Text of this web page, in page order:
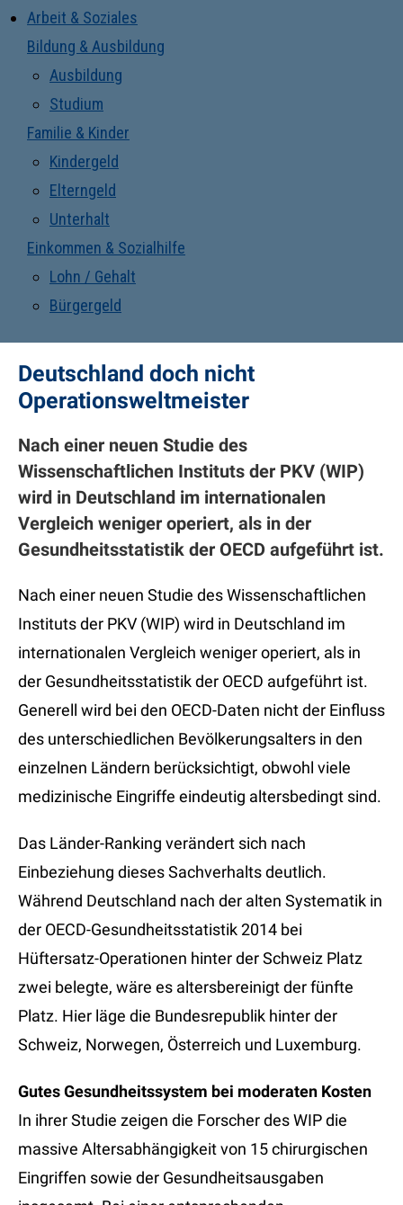
Arbeit & Soziales
Bildung & Ausbildung
Ausbildung
Studium
Familie & Kinder
Kindergeld
Elterngeld
Unterhalt
Einkommen & Sozialhilfe
Lohn / Gehalt
Bürgergeld
Deutschland doch nicht
Operationsweltmeister
Nach einer neuen Studie des
Wissenschaftlichen Instituts der PKV (WIP)
wird in Deutschland im internationalen
Vergleich weniger operiert, als in der
Gesundheitsstatistik der OECD aufgeführt ist.
Nach einer neuen Studie des Wissenschaftlichen
Instituts der PKV (WIP) wird in Deutschland im
internationalen Vergleich weniger operiert, als in
der Gesundheitsstatistik der OECD aufgeführt ist.
Generell wird bei den OECD-Daten nicht der Einfluss
des unterschiedlichen Bevölkerungsalters in den
einzelnen Ländern berücksichtigt, obwohl viele
medizinische Eingriffe eindeutig altersbedingt sind.
Das Länder-Ranking verändert sich nach
Einbeziehung dieses Sachverhalts deutlich.
Während Deutschland nach der alten Systematik in
der OECD-Gesundheitsstatistik 2014 bei
Hüftersatz-Operationen hinter der Schweiz Platz
zwei belegte, wäre es altersbereinigt der fünfte
Platz. Hier läge die Bundesrepublik hinter der
Schweiz, Norwegen, Österreich und Luxemburg.
Gutes Gesundheitssystem bei moderaten Kosten
In ihrer Studie zeigen die Forscher des WIP die
massive Altersabhängigkeit von 15 chirurgischen
Eingriffen sowie der Gesundheitsausgaben